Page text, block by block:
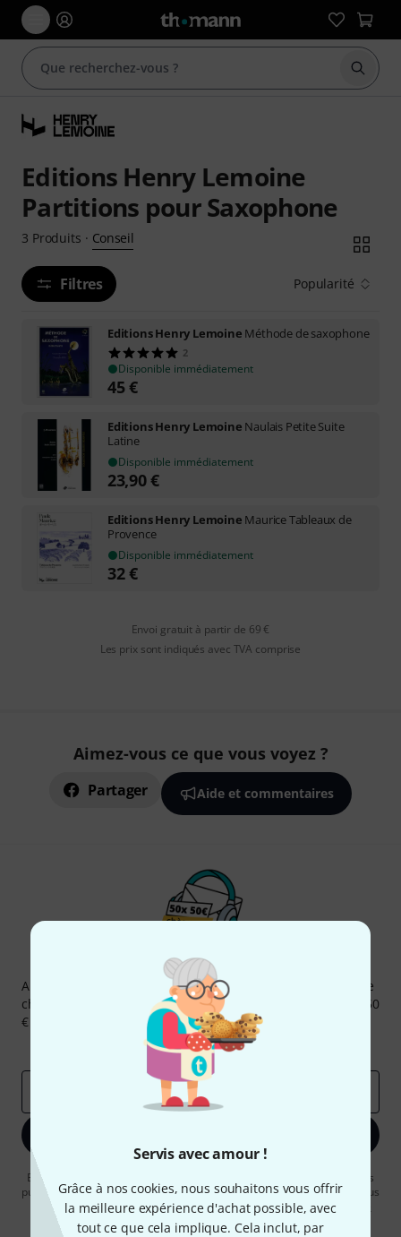
Servis avec amour !
Grâce à nos cookies, nous souhaitons vous offrir
la meilleure expérience d'achat possible, avec
tout ce que cela implique. Cela inclut, par
Editions Henry Lemoine
Partitions pour Saxophone
3 Produits · Conseil
Filtres Popularité
Editions Henry Lemoine Méthode de saxophone
2
Disponible immédiatement
45€
Editions Henry Lemoine Naulais Petite Suite
Latine
Disponible immédiatement
23,90€
Editions Henry Lemoine Maurice Tableaux de
Provence
Disponible immédiatement
32€
Envoi gratuit à partir de 69 €
Les prix sont indiqués avec TVA comprise
Aimez-vous ce que vous voyez ?
Partager Aide et commentaires
Newsletters Thomann
Abonnez-vous à la newsletter Thomann et, avec un peu de
chance, gagnez l'un des 50 bons d'achat d'une valeur de 50
€ chacun!
Articles inspirants
Deals Aperçus Thomann
En cliquant sur "S'inscrire maintenant", vous acceptez de recevoir des
publicités par e-mail. La désinscription est possible à tout moment. Vous
pouvez trouver plus d'informations à ce sujet dans notrePolitique de
confidentialité